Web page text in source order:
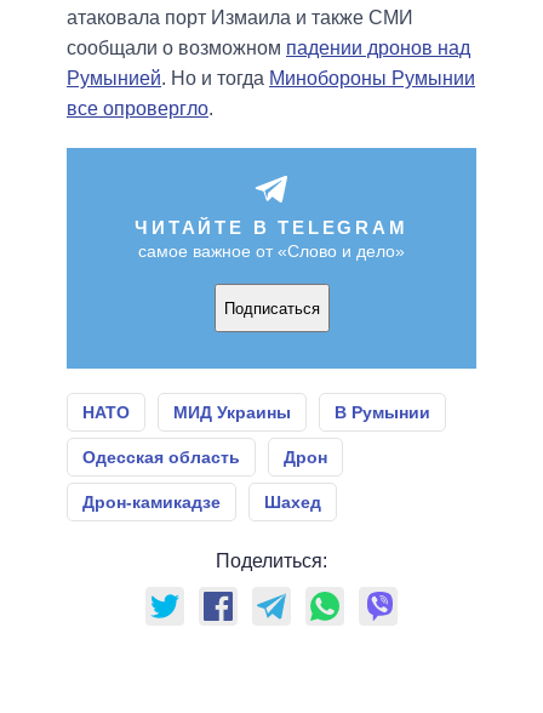
атаковала порт Измаила и также СМИ
сообщали о возможном падении дронов над
Румынией. Но и тогда Минобороны Румынии
все опровергло.
ЧИТАЙТЕ В TELEGRAM
самое важное от «Слово и дело»
Подписаться
НАТО МИД Украины В Румынии
Одесская область Дрон
Дрон-камикадзе Шахед
Поделиться: